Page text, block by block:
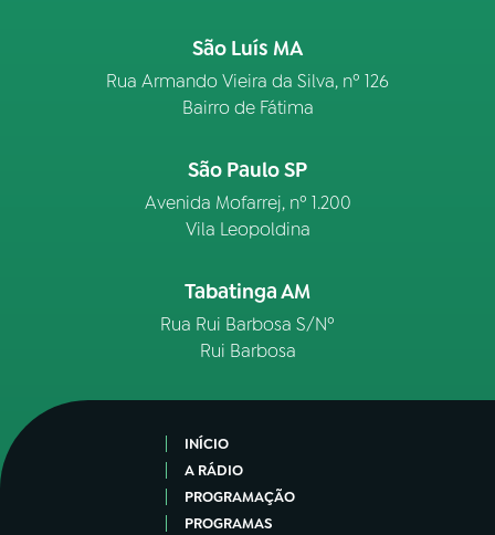
São Luís MA
Rua Armando Vieira da Silva, nº 126
Bairro de Fátima
São Paulo SP
Avenida Mofarrej, nº 1.200
Vila Leopoldina
Tabatinga AM
Rua Rui Barbosa S/Nº
Rui Barbosa
INÍCIO
A RÁDIO
PROGRAMAÇÃO
PROGRAMAS